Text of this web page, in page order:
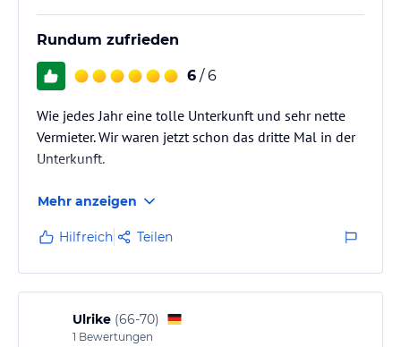
Rundum zufrieden
6 / 6
Wie jedes Jahr eine tolle Unterkunft und sehr nette
Vermieter. Wir waren jetzt schon das dritte Mal in der
Unterkunft.
Mehr anzeigen
Hilfreich Teilen
Ulrike (66-70)
1 Bewertungen